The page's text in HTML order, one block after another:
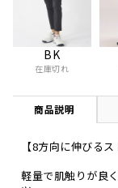
BK
在庫切れ
商品説明
【8方向に伸びる
軽量で肌触りが良